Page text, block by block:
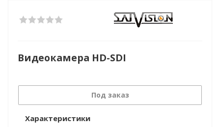
Видеокамера HD-SDI
Под заказ
Характеристики